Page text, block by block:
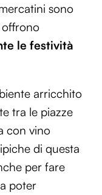
sono
offrono
le festività
arricchito
tra le piazze
con vino
di questa
per fare
poter